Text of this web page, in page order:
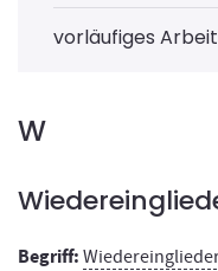
vorläufiges
W
Begriff: